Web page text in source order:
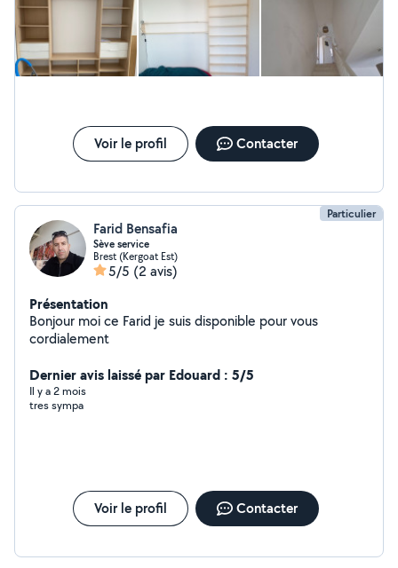
Voir le profil Contacter
Particulier
Farid Bensafia
Sève service
Brest (Kergoat Est)
5/5 (2 avis)
Présentation
Bonjour moi ce Farid je suis disponible pour vous
cordialement
Dernier avis laissé par Edouard : 5/5
Il y a 2 mois
tres sympa
Voir le profil Contacter